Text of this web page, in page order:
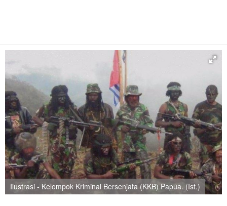
Ilustrasi - Kelompok Kriminal Bersenjata (KKB) Papua. (Ist.)